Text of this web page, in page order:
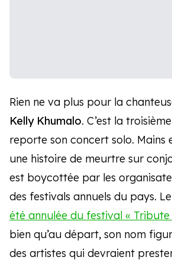
Rien ne va plus pour la
Kelly Khumalo. C’est la
reporte son concert solo. Mains
une histoire de meurtre sur
est boycottée par les
des festivals annuels du pays.
été annulée du festival « Tribute
bien qu’au départ, son nom
des artistes qui devraient